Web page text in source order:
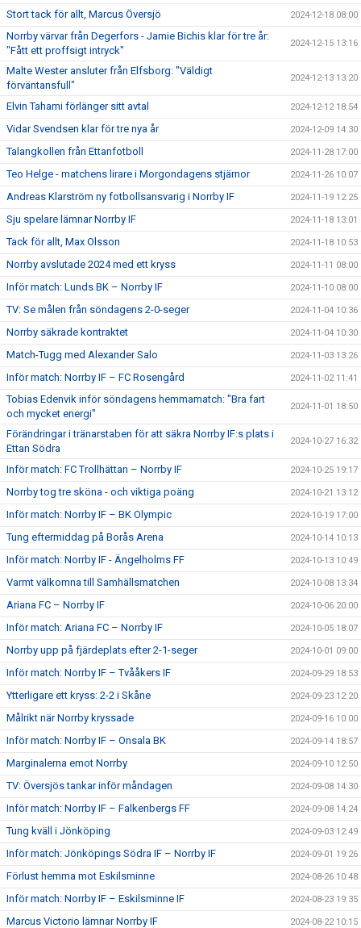
Stort tack för allt, Marcus Översjö 2024-12-18 08:00
Norrby värvar från Degerfors - Jamie Bichis klar för tre år:
"Fått ett proffsigt intryck"
2024-12-15 13:16
Malte Wester ansluter från Elfsborg: "Väldigt
förväntansfull"
2024-12-13 13:20
Elvin Tahami förlänger sitt avtal 2024-12-12 18:54
Vidar Svendsen klar för tre nya år 2024-12-09 14:30
Talangkollen från Ettanfotboll 2024-11-28 17:00
Teo Helge - matchens lirare i Morgondagens stjärnor 2024-11-26 10:07
Andreas Klarström ny fotbollsansvarig i Norrby IF 2024-11-19 12:25
Sju spelare lämnar Norrby IF 2024-11-18 13:01
Tack för allt, Max Olsson 2024-11-18 10:53
Norrby avslutade 2024 med ett kryss 2024-11-11 08:00
Inför match: Lunds BK – Norrby IF 2024-11-10 08:00
TV: Se målen från söndagens 2-0-seger 2024-11-04 10:36
Norrby säkrade kontraktet 2024-11-04 10:30
Match-Tugg med Alexander Salo 2024-11-03 13:26
Inför match: Norrby IF – FC Rosengård 2024-11-02 11:41
Tobias Edenvik inför söndagens hemmamatch: "Bra fart
och mycket energi"
2024-11-01 18:50
Förändringar i tränarstaben för att säkra Norrby IF:s plats i
Ettan Södra
2024-10-27 16:32
Inför match: FC Trollhättan – Norrby IF 2024-10-25 19:17
Norrby tog tre sköna - och viktiga poäng 2024-10-21 13:12
Inför match: Norrby IF – BK Olympic 2024-10-19 17:00
Tung eftermiddag på Borås Arena 2024-10-14 10:13
Inför match: Norrby IF - Ängelholms FF 2024-10-13 10:49
Varmt välkomna till Samhällsmatchen 2024-10-08 13:34
Ariana FC – Norrby IF 2024-10-06 20:00
Inför match: Ariana FC – Norrby IF 2024-10-05 18:07
Norrby upp på fjärdeplats efter 2-1-seger 2024-10-01 09:00
Inför match: Norrby IF – Tvååkers IF 2024-09-29 18:53
Ytterligare ett kryss: 2-2 i Skåne 2024-09-23 12:20
Målrikt när Norrby kryssade 2024-09-16 10:00
Inför match: Norrby IF – Onsala BK 2024-09-14 18:57
Marginalerna emot Norrby 2024-09-10 12:50
TV: Översjös tankar inför måndagen 2024-09-08 14:30
Inför match: Norrby IF – Falkenbergs FF 2024-09-08 14:24
Tung kväll i Jönköping 2024-09-03 12:49
Inför match: Jönköpings Södra IF – Norrby IF 2024-09-01 19:26
Förlust hemma mot Eskilsminne 2024-08-26 10:48
Inför match: Norrby IF – Eskilsminne IF 2024-08-23 19:35
Marcus Victorio lämnar Norrby IF 2024-08-22 10:15